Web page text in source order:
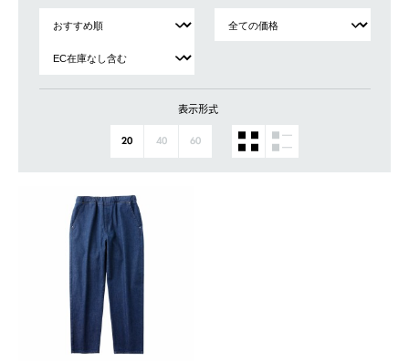
表示形式
20 40 60